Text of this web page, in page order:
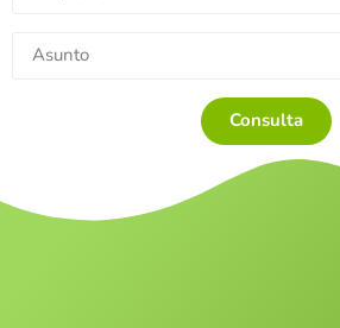
Consulta